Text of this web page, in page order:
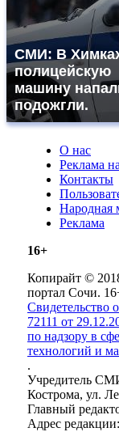
СМИ: В
полицейскую
машину
подожгли.
О нас
Реклама
Контакты
Народная
Реклама
16+
Копирайт ©
портал Сочи.
72111 от
по надзору в
технологий и
.
Учредитель
Кострома, ул.
Главный
Адрес